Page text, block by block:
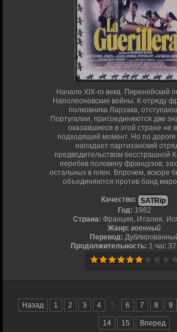
Начало XIX-го века. Пиренейский
Наполеоновские войны. К отряду
полковника Ларзака,
Португалии, присоединяются две
оказавшиеся в этой стране не
подходящий момент. Но по дороге
нападает партизанский
предводительством бесстрашной
перебив половину французов,
остальных в плен. Впрочем, вскоре
объединяются против банд
Качество: SATRip
Год: 1982
Страна: Франция, Италия,
Жанр: военный
Перевод:
Продолжительность: 1 час
Назад 1 2 3 4 5 6 7 8 9
14 15 Вперед